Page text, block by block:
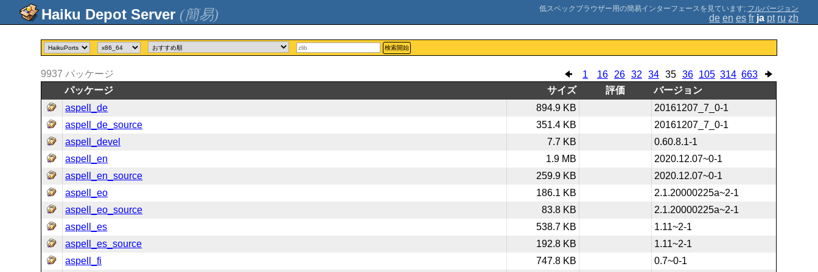
(簡易) ; フルバージョン
de en es fr ja pt ru zh
検索開始
1 16 26 32 34 35 36 105 314 663
9937 パッケージ
パッケージ
サイズ 評価
バージョン
aspell_de
894.9 KB
20161207_7_0-1
aspell_de_source
351.4 KB
20161207_7_0-1
aspell_devel
7.7 KB
0.60.8.1-1
aspell_en
1.9 MB
2020.12.07~0-1
aspell_en_source
259.9 KB
2020.12.07~0-1
aspell_eo
186.1 KB
2.1.20000225a~2-1
aspell_eo_source
83.8 KB
2.1.20000225a~2-1
aspell_es
538.7 KB
1.11~2-1
aspell_es_source
192.8 KB
1.11~2-1
aspell_fi
747.8 KB
0.7~0-1